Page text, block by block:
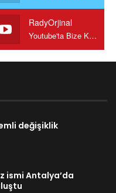
RadyOrjinal
Youtube'ta Bize Katılın
değişiklik
ismi Antalya’da